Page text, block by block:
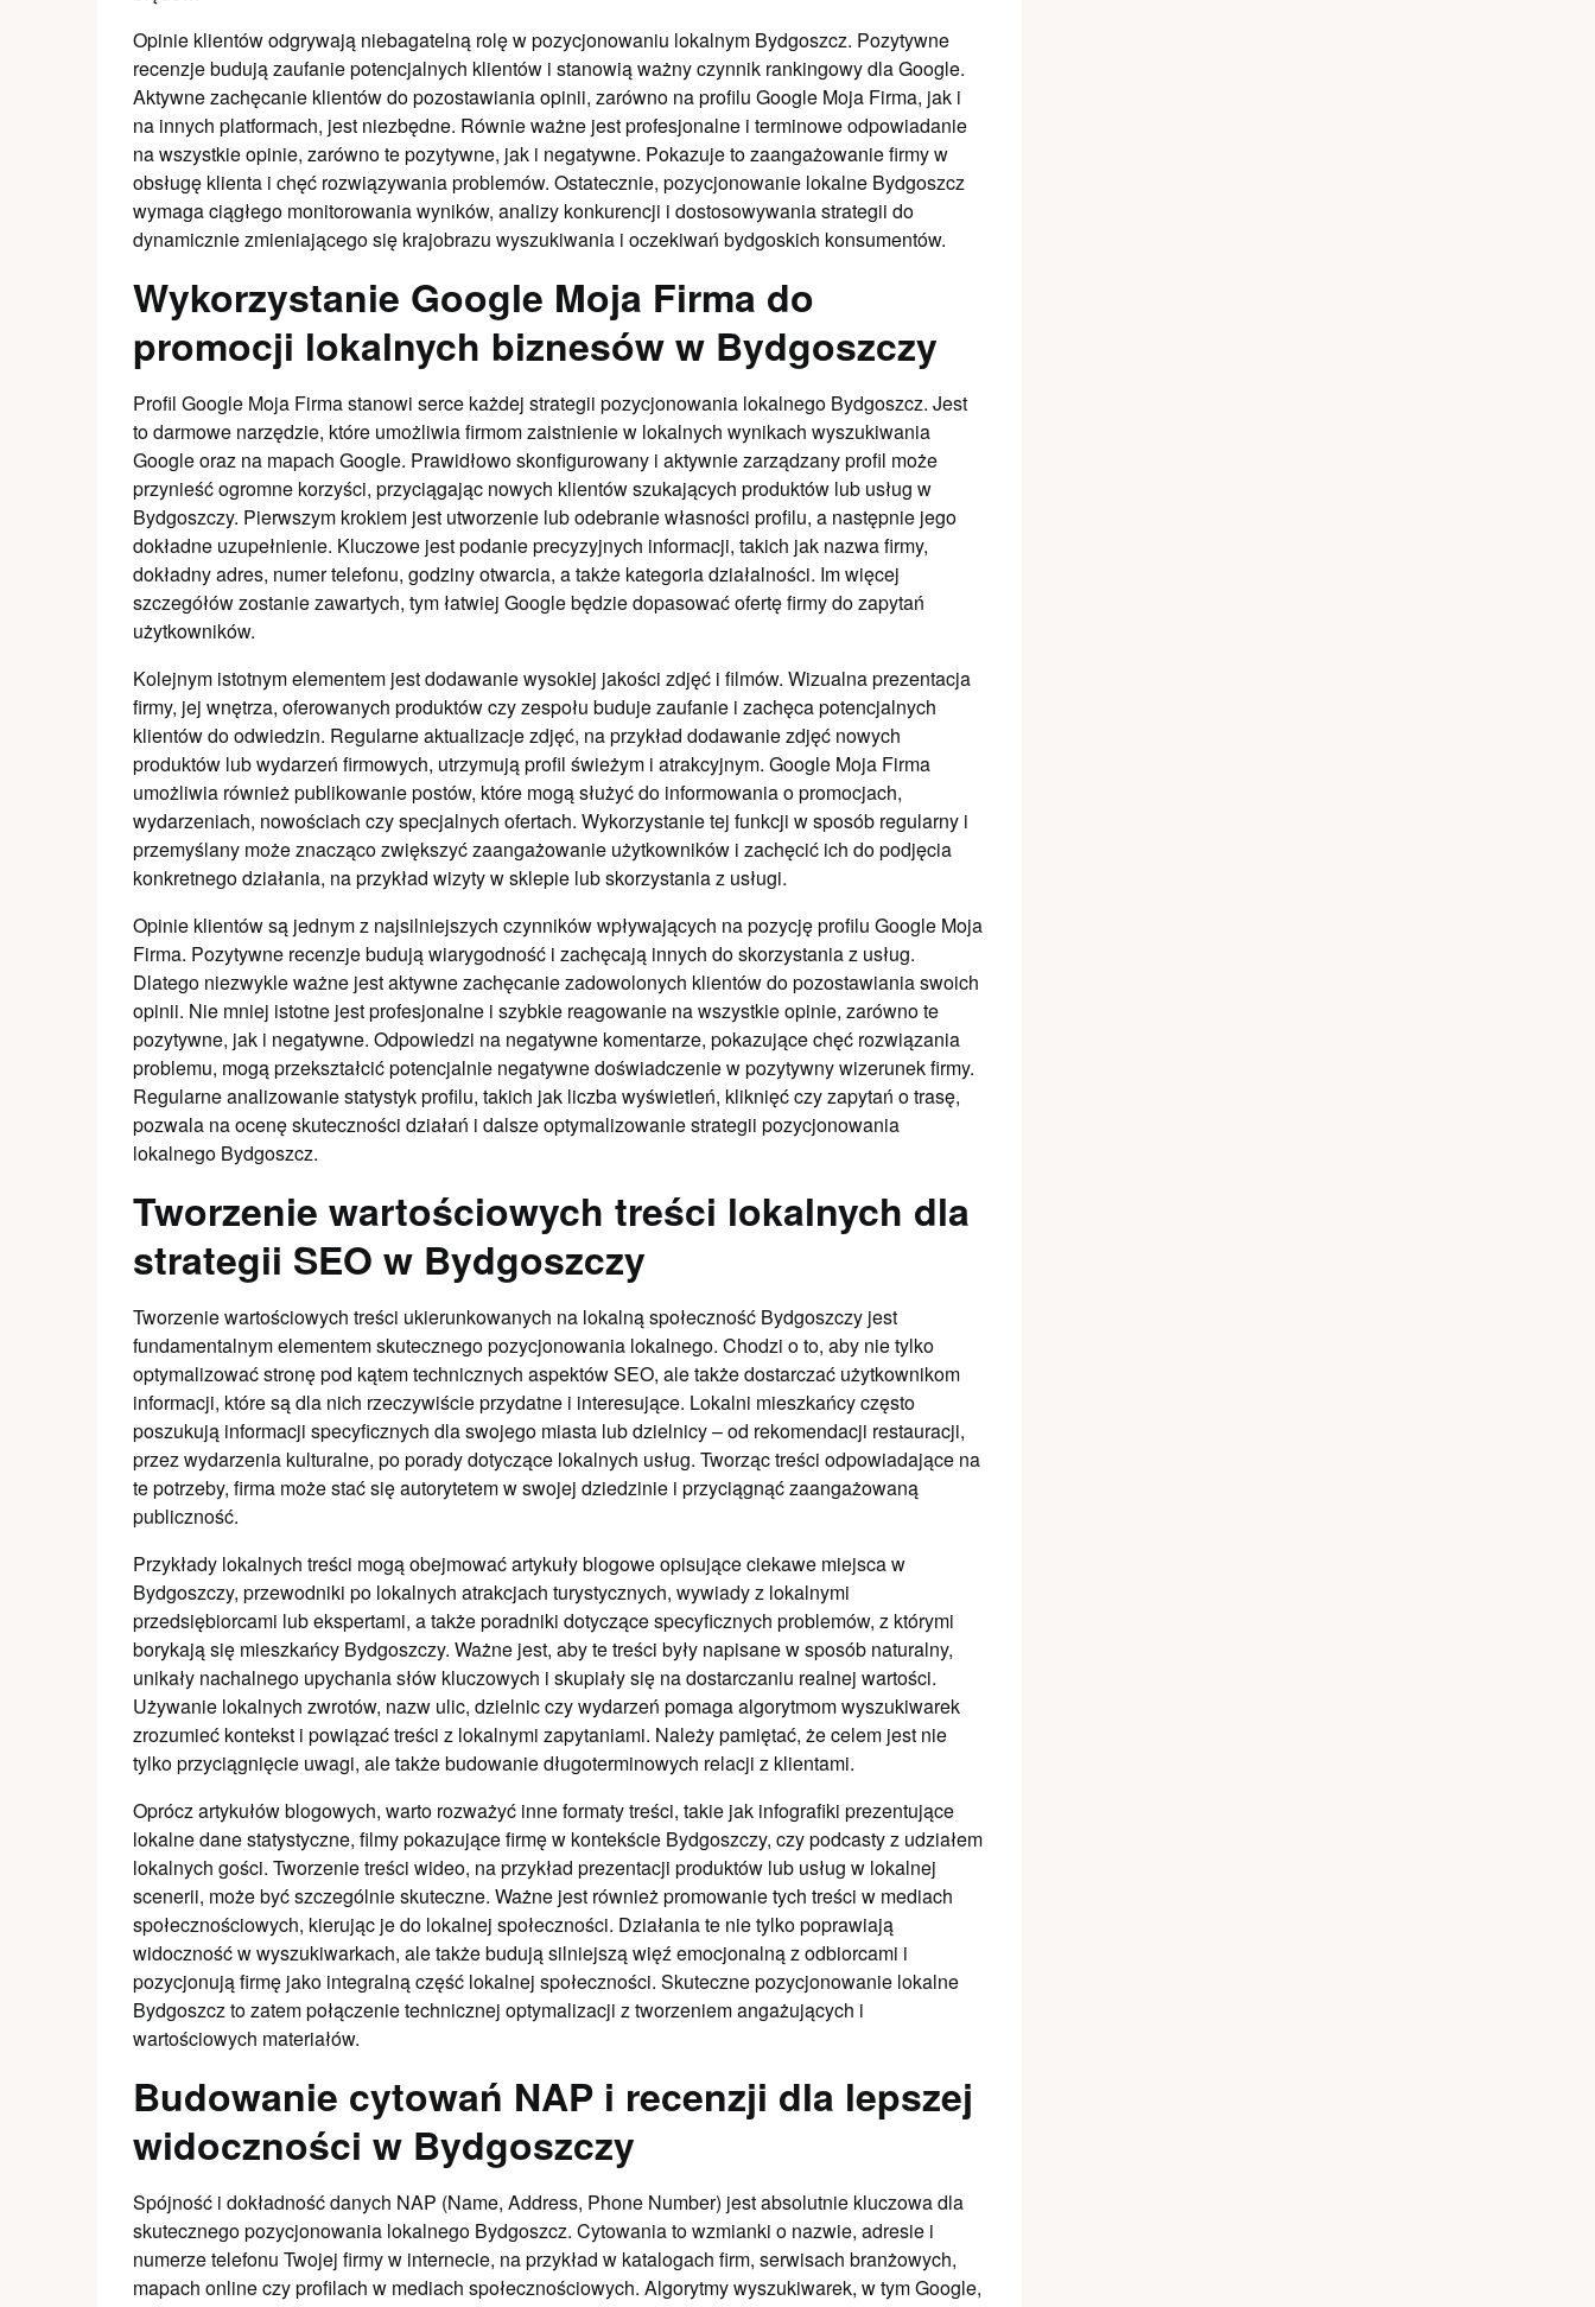
Opinie klientów odgrywają niebagatelną rolę w pozycjonowaniu lokalnym Bydgoszcz. Pozytywne
recenzje budują zaufanie potencjalnych klientów i stanowią ważny czynnik rankingowy dla Google.
Aktywne zachęcanie klientów do pozostawiania opinii, zarówno na profilu Google Moja Firma, jak i
na innych platformach, jest niezbędne. Równie ważne jest profesjonalne i terminowe odpowiadanie
na wszystkie opinie, zarówno te pozytywne, jak i negatywne. Pokazuje to zaangażowanie firmy w
obsługę klienta i chęć rozwiązywania problemów. Ostatecznie, pozycjonowanie lokalne Bydgoszcz
wymaga ciągłego monitorowania wyników, analizy konkurencji i dostosowywania strategii do
dynamicznie zmieniającego się krajobrazu wyszukiwania i oczekiwań bydgoskich konsumentów.
Wykorzystanie Google Moja Firma do
promocji lokalnych biznesów w Bydgoszczy
Profil Google Moja Firma stanowi serce każdej strategii pozycjonowania lokalnego Bydgoszcz. Jest
to darmowe narzędzie, które umożliwia firmom zaistnienie w lokalnych wynikach wyszukiwania
Google oraz na mapach Google. Prawidłowo skonfigurowany i aktywnie zarządzany profil może
przynieść ogromne korzyści, przyciągając nowych klientów szukających produktów lub usług w
Bydgoszczy. Pierwszym krokiem jest utworzenie lub odebranie własności profilu, a następnie jego
dokładne uzupełnienie. Kluczowe jest podanie precyzyjnych informacji, takich jak nazwa firmy,
dokładny adres, numer telefonu, godziny otwarcia, a także kategoria działalności. Im więcej
szczegółów zostanie zawartych, tym łatwiej Google będzie dopasować ofertę firmy do zapytań
użytkowników.
Kolejnym istotnym elementem jest dodawanie wysokiej jakości zdjęć i filmów. Wizualna prezentacja
firmy, jej wnętrza, oferowanych produktów czy zespołu buduje zaufanie i zachęca potencjalnych
klientów do odwiedzin. Regularne aktualizacje zdjęć, na przykład dodawanie zdjęć nowych
produktów lub wydarzeń firmowych, utrzymują profil świeżym i atrakcyjnym. Google Moja Firma
umożliwia również publikowanie postów, które mogą służyć do informowania o promocjach,
wydarzeniach, nowościach czy specjalnych ofertach. Wykorzystanie tej funkcji w sposób regularny i
przemyślany może znacząco zwiększyć zaangażowanie użytkowników i zachęcić ich do podjęcia
konkretnego działania, na przykład wizyty w sklepie lub skorzystania z usługi.
Opinie klientów są jednym z najsilniejszych czynników wpływających na pozycję profilu Google Moja
Firma. Pozytywne recenzje budują wiarygodność i zachęcają innych do skorzystania z usług.
Dlatego niezwykle ważne jest aktywne zachęcanie zadowolonych klientów do pozostawiania swoich
opinii. Nie mniej istotne jest profesjonalne i szybkie reagowanie na wszystkie opinie, zarówno te
pozytywne, jak i negatywne. Odpowiedzi na negatywne komentarze, pokazujące chęć rozwiązania
problemu, mogą przekształcić potencjalnie negatywne doświadczenie w pozytywny wizerunek firmy.
Regularne analizowanie statystyk profilu, takich jak liczba wyświetleń, kliknięć czy zapytań o trasę,
pozwala na ocenę skuteczności działań i dalsze optymalizowanie strategii pozycjonowania
lokalnego Bydgoszcz.
Tworzenie wartościowych treści lokalnych dla
strategii SEO w Bydgoszczy
Tworzenie wartościowych treści ukierunkowanych na lokalną społeczność Bydgoszczy jest
fundamentalnym elementem skutecznego pozycjonowania lokalnego. Chodzi o to, aby nie tylko
optymalizować stronę pod kątem technicznych aspektów SEO, ale także dostarczać użytkownikom
informacji, które są dla nich rzeczywiście przydatne i interesujące. Lokalni mieszkańcy często
poszukują informacji specyficznych dla swojego miasta lub dzielnicy – od rekomendacji restauracji,
przez wydarzenia kulturalne, po porady dotyczące lokalnych usług. Tworząc treści odpowiadające na
te potrzeby, firma może stać się autorytetem w swojej dziedzinie i przyciągnąć zaangażowaną
publiczność.
Przykłady lokalnych treści mogą obejmować artykuły blogowe opisujące ciekawe miejsca w
Bydgoszczy, przewodniki po lokalnych atrakcjach turystycznych, wywiady z lokalnymi
przedsiębiorcami lub ekspertami, a także poradniki dotyczące specyficznych problemów, z którymi
borykają się mieszkańcy Bydgoszczy. Ważne jest, aby te treści były napisane w sposób naturalny,
unikały nachalnego upychania słów kluczowych i skupiały się na dostarczaniu realnej wartości.
Używanie lokalnych zwrotów, nazw ulic, dzielnic czy wydarzeń pomaga algorytmom wyszukiwarek
zrozumieć kontekst i powiązać treści z lokalnymi zapytaniami. Należy pamiętać, że celem jest nie
tylko przyciągnięcie uwagi, ale także budowanie długoterminowych relacji z klientami.
Oprócz artykułów blogowych, warto rozważyć inne formaty treści, takie jak infografiki prezentujące
lokalne dane statystyczne, filmy pokazujące firmę w kontekście Bydgoszczy, czy podcasty z udziałem
lokalnych gości. Tworzenie treści wideo, na przykład prezentacji produktów lub usług w lokalnej
scenerii, może być szczególnie skuteczne. Ważne jest również promowanie tych treści w mediach
społecznościowych, kierując je do lokalnej społeczności. Działania te nie tylko poprawiają
widoczność w wyszukiwarkach, ale także budują silniejszą więź emocjonalną z odbiorcami i
pozycjonują firmę jako integralną część lokalnej społeczności. Skuteczne pozycjonowanie lokalne
Bydgoszcz to zatem połączenie technicznej optymalizacji z tworzeniem angażujących i
wartościowych materiałów.
Budowanie cytowań NAP i recenzji dla lepszej
widoczności w Bydgoszczy
Spójność i dokładność danych NAP (Name, Address, Phone Number) jest absolutnie kluczowa dla
skutecznego pozycjonowania lokalnego Bydgoszcz. Cytowania to wzmianki o nazwie, adresie i
numerze telefonu Twojej firmy w internecie, na przykład w katalogach firm, serwisach branżowych,
mapach online czy profilach w mediach społecznościowych. Algorytmy wyszukiwarek, w tym Google,